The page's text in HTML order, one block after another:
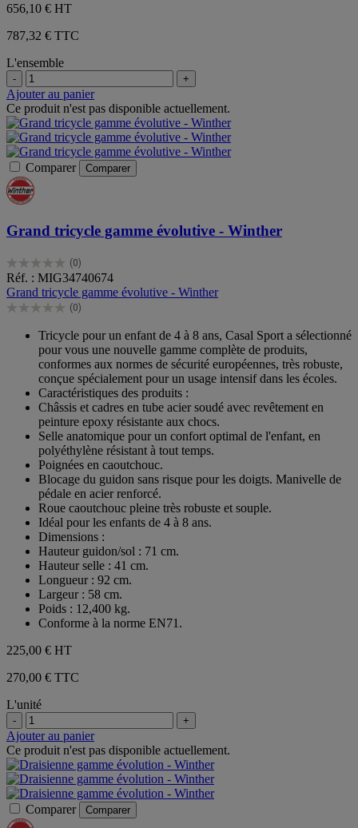
656,10 € HT
787,32 € TTC
L'ensemble
- +
Ajouter au panier
Ce produit n'est pas disponible actuellement.
Comparer Comparer
Grand tricycle gamme évolutive - Winther
(0)
0.0
sur
5
étoiles.
Réf. : MIG34740674
Grand tricycle gamme évolutive - Winther
(0)
0.0
étoiles.
Tricycle pour un enfant de 4 à 8 ans, Casal Sport a sélectionné
pour vous une nouvelle gamme complète de produits,
conformes aux normes de sécurité européennes, très robuste,
conçue spécialement pour un usage intensif dans les écoles.
Caractéristiques des produits :
Châssis et cadres en tube acier soudé avec revêtement en
peinture epoxy résistante aux chocs.
Selle anatomique pour un confort optimal de l'enfant, en
polyéthylène résistant à tout temps.
Poignées en caoutchouc.
Blocage du guidon sans risque pour les doigts. Manivelle de
pédale en acier renforcé.
Roue caoutchouc pleine très robuste et souple.
Idéal pour les enfants de 4 à 8 ans.
Dimensions :
Hauteur guidon/sol : 71 cm.
Hauteur selle : 41 cm.
Longueur : 92 cm.
Largeur : 58 cm.
Poids : 12,400 kg.
Conforme à la norme EN71.
225,00 € HT
270,00 € TTC
L'unité
- +
Ajouter au panier
Ce produit n'est pas disponible actuellement.
Comparer Comparer